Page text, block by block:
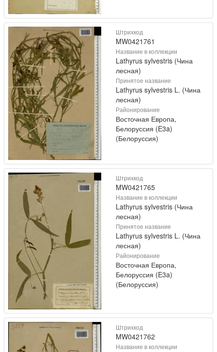
Штрихкод
MW0421761
Название в коллекции
Lathyrus sylvestris (Чина
лесная)
Принятое название
Lathyrus sylvestris L. (Чина
лесная)
Районирование
Восточная Европа,
Белоруссия (E3a)
(Белоруссия)
Штрихкод
MW0421765
Название в коллекции
Lathyrus sylvestris (Чина
лесная)
Принятое название
Lathyrus sylvestris L. (Чина
лесная)
Районирование
Восточная Европа,
Белоруссия (E3a)
(Белоруссия)
Штрихкод
MW0421762
Название в коллекции